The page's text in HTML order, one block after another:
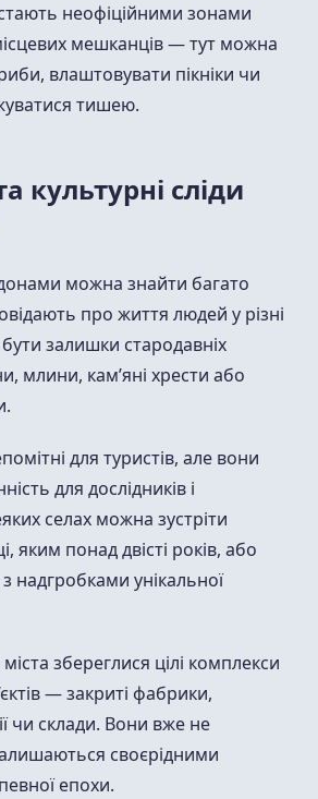
неофіційними зонами
мешканців — тут можна
влаштовувати пікніки чи
тишею.
культурні сліди
можна знайти багато
про життя людей у різні
залишки стародавніх
млини, кам’яні хрести або
для туристів, але вони
для дослідників і
селах можна зустріти
яким понад двісті років, або
надгробками унікальної
збереглися цілі комплекси
— закриті фабрики,
чи склади. Вони вже не
своєрідними
епохи.